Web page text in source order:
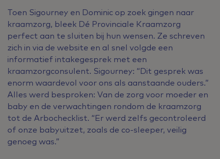
Toen Sigourney en Dominic op zoek gingen naar
kraamzorg, bleek Dé Provinciale Kraamzorg
perfect aan te sluiten bij hun wensen. Ze schreven
zich in via de website en al snel volgde een
informatief intakegesprek met een
kraamzorgconsulent. Sigourney: “Dit gesprek was
enorm waardevol voor ons als aanstaande ouders.”
Alles werd besproken: Van de zorg voor moeder en
baby en de verwachtingen rondom de kraamzorg
tot de Arbochecklist. “Er werd zelfs gecontroleerd
of onze babyuitzet, zoals de co-sleeper, veilig
genoeg was.”